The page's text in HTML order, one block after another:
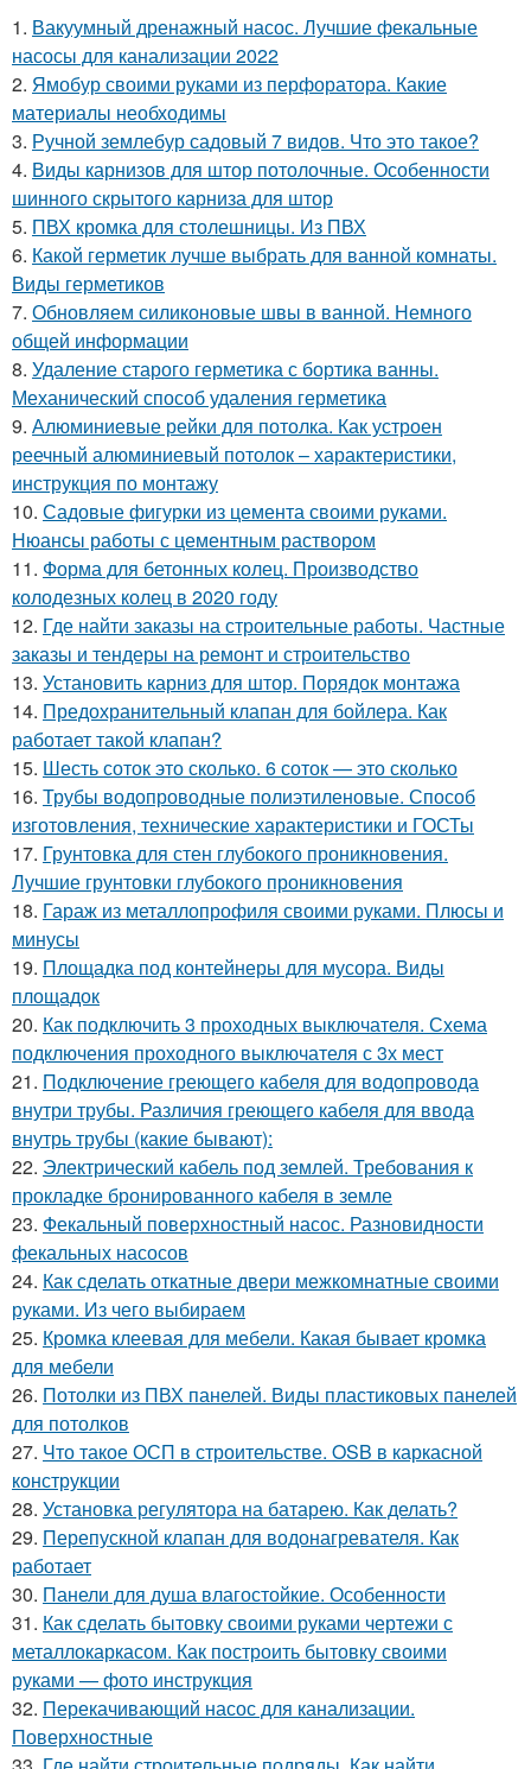
1. Вакуумный дренажный насос. Лучшие фекальные
насосы для канализации 2022
2. Ямобур своими руками из перфоратора. Какие
материалы необходимы
3. Ручной землебур садовый 7 видов. Что это такое?
4. Виды карнизов для штор потолочные. Особенности
шинного скрытого карниза для штор
5. ПВХ кромка для столешницы. Из ПВХ
6. Какой герметик лучше выбрать для ванной комнаты.
Виды герметиков
7. Обновляем силиконовые швы в ванной. Немного
общей информации
8. Удаление старого герметика с бортика ванны.
Механический способ удаления герметика
9. Алюминиевые рейки для потолка. Как устроен
реечный алюминиевый потолок – характеристики,
инструкция по монтажу
10. Садовые фигурки из цемента своими руками.
Нюансы работы с цементным раствором
11. Форма для бетонных колец. Производство
колодезных колец в 2020 году
12. Где найти заказы на строительные работы. Частные
заказы и тендеры на ремонт и строительство
13. Установить карниз для штор. Порядок монтажа
14. Предохранительный клапан для бойлера. Как
работает такой клапан?
15. Шесть соток это сколько. 6 соток — это сколько
16. Трубы водопроводные полиэтиленовые. Способ
изготовления, технические характеристики и ГОСТы
17. Грунтовка для стен глубокого проникновения.
Лучшие грунтовки глубокого проникновения
18. Гараж из металлопрофиля своими руками. Плюсы и
минусы
19. Площадка под контейнеры для мусора. Виды
площадок
20. Как подключить 3 проходных выключателя. Схема
подключения проходного выключателя с 3х мест
21. Подключение греющего кабеля для водопровода
внутри трубы. Различия греющего кабеля для ввода
внутрь трубы (какие бывают):
22. Электрический кабель под землей. Требования к
прокладке бронированного кабеля в земле
23. Фекальный поверхностный насос. Разновидности
фекальных насосов
24. Как сделать откатные двери межкомнатные своими
руками. Из чего выбираем
25. Кромка клеевая для мебели. Какая бывает кромка
для мебели
26. Потолки из ПВХ панелей. Виды пластиковых панелей
для потолков
27. Что такое ОСП в строительстве. OSB в каркасной
конструкции
28. Установка регулятора на батарею. Как делать?
29. Перепускной клапан для водонагревателя. Как
работает
30. Панели для душа влагостойкие. Особенности
31. Как сделать бытовку своими руками чертежи с
металлокаркасом. Как построить бытовку своими
руками — фото инструкция
32. Перекачивающий насос для канализации.
Поверхностные